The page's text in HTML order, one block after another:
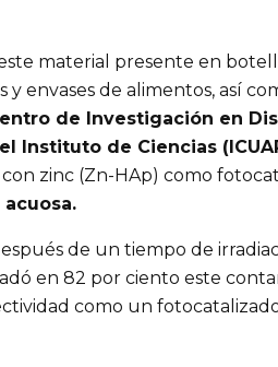
material presente en
y envases de alimentos, así
de Investigación en
Instituto de Ciencias
zinc (Zn-HAp) como
acuosa.
de un tiempo de
en 82 por ciento este
como un